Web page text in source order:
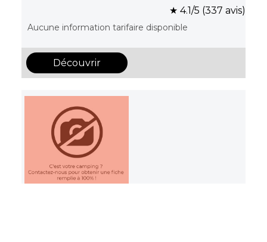
★ 4.1/5 (337 avis)
Aucune information tarifaire disponible
Découvrir